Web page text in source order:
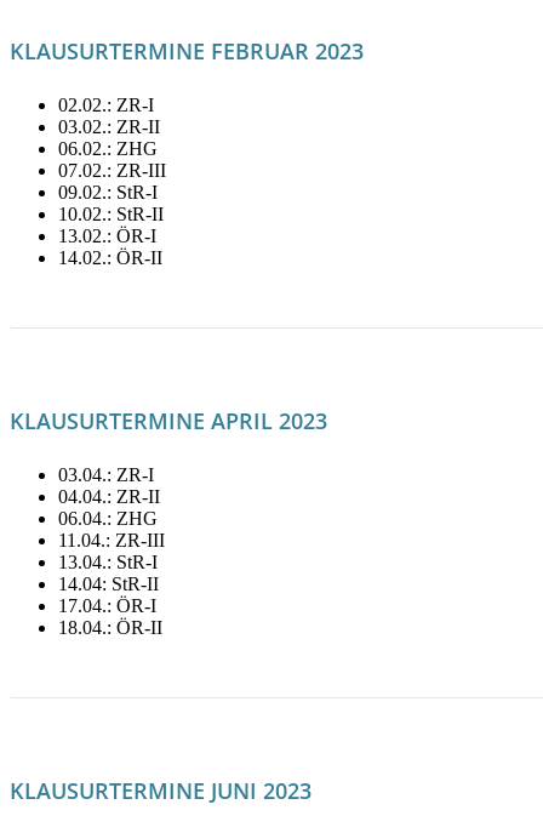
KLAUSURTERMINE FEBRUAR 2023
02.02.: ZR-I
03.02.: ZR-II
06.02.: ZHG
07.02.: ZR-III
09.02.: StR-I
10.02.: StR-II
13.02.: ÖR-I
14.02.: ÖR-II
KLAUSURTERMINE APRIL 2023
03.04.: ZR-I
04.04.: ZR-II
06.04.: ZHG
11.04.: ZR-III
13.04.: StR-I
14.04: StR-II
17.04.: ÖR-I
18.04.: ÖR-II
KLAUSURTERMINE JUNI 2023